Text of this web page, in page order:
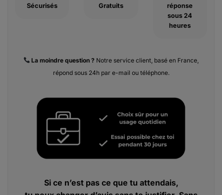
Sécurisés
Gratuits
réponse
sous 24
heures
La moindre question ? Notre service client, basé en France,
répond sous 24h par e-mail ou téléphone.
Si ce n’est pas ce que tu attendais,